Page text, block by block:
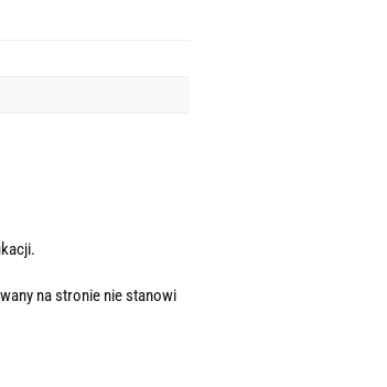
na stronie nie stanowi